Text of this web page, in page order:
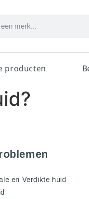
producten
en Verdikte huid